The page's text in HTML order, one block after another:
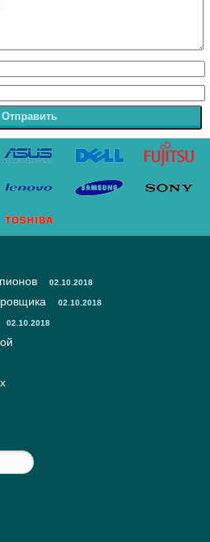
Отправить
02.10.2018
02.10.2018
02.10.2018